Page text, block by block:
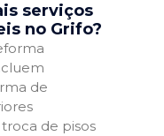
serviços
no Grifo?
de
troca de pisos